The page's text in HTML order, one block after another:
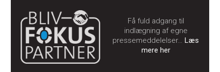
Få fuld adgang til
indlægning af egne
pressemeddelelser…Læs
mere her